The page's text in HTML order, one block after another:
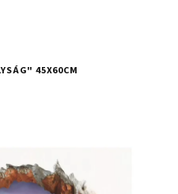
45X60CM